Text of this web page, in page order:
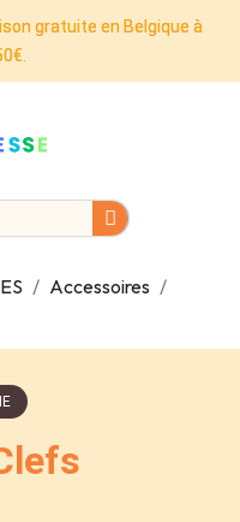
gratuite en Belgique à
Accessoires